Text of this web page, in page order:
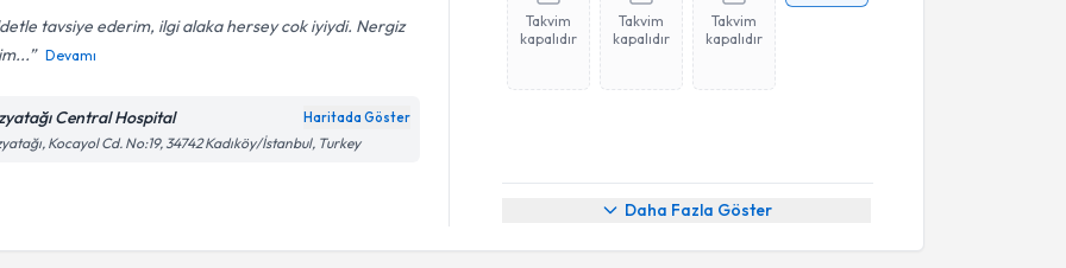
tavsiye ederim, ilgi alaka hersey cok iyiydi. Nergiz
Devamı
Central Hospital Haritada Göster
Kocayol Cd. No:19, 34742 Kadıköy/İstanbul, Turkey
Takvim
kapalıdır
Takvim
kapalıdır
Takvim
kapalıdır
Daha Fazla Göster